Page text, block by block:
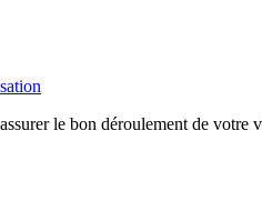
le bon déroulement de votre